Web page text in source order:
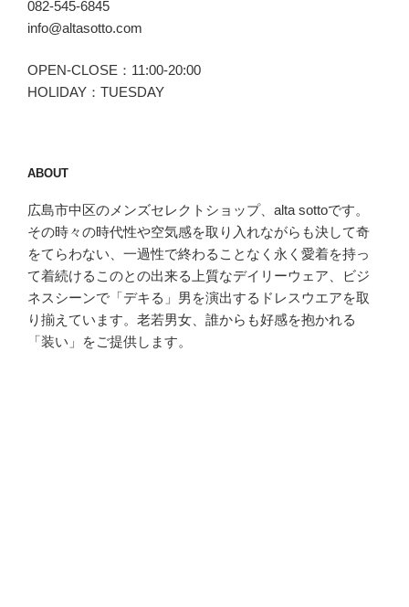
082-545-6845
info@altasotto.com
OPEN-CLOSE：11:00-20:00
HOLIDAY：TUESDAY
ABOUT
広島市中区のメンズセレクトショップ、alta sottoです。
その時々の時代性や空気感を取り入れながらも決して奇
をてらわない、一過性で終わることなく永く愛着を持っ
て着続けるこのとの出来る上質なデイリーウェア、ビジ
ネスシーンで「デキる」男を演出するドレスウエアを取
り揃えています。老若男女、誰からも好感を抱かれる
「装い」をご提供します。